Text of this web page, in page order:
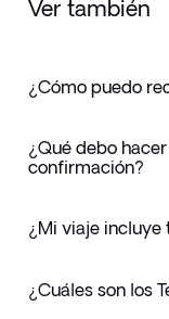
Ver también
¿Cómo puedo
¿Qué debo
confirmación?
¿Mi viaje
¿Cuáles son los